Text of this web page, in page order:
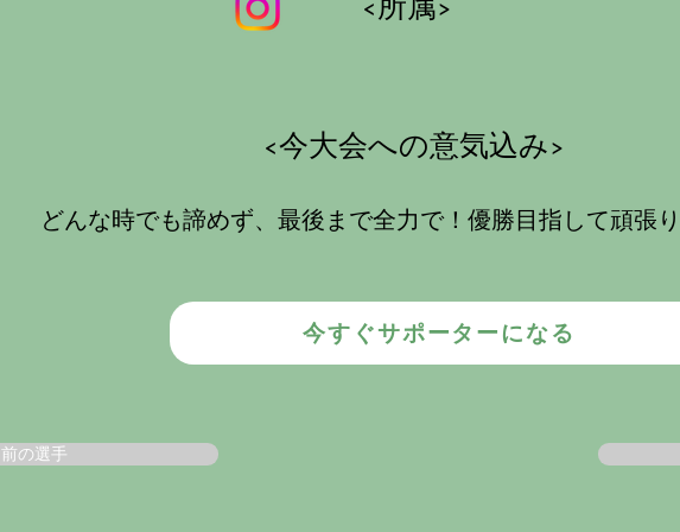
<所属>
​<今大会への意気込み>
どんな時でも諦めず、最後まで全力で！優勝目指して頑張
今すぐサポーターになる
前の選手